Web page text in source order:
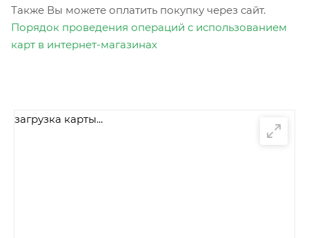
Также Вы можете оплатить покупку через сайт.
Порядок проведения операций с использованием
карт в интернет-магазинах
загрузка карты...